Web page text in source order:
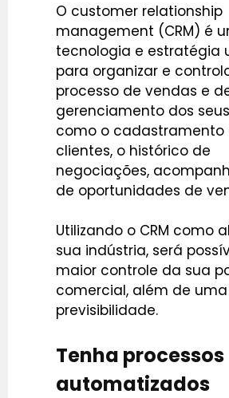
O customer relationship
management (CRM) é
tecnologia e estratégia
para organizar e
processo de vendas e
gerenciamento dos
como o cadastramento
clientes, o histórico de
negociações,
de oportunidades de
Utilizando o CRM como
sua indústria, será
maior controle da sua
comercial, além de
previsibilidade.
Tenha processos
automatizados